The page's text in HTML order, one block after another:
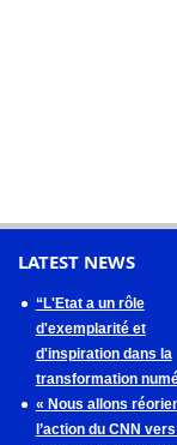
LATEST NEWS
“L'Etat a un rôle
d'exemplarité et
d'inspiration dans la
transformation
« Nous allons
l’action du CNN